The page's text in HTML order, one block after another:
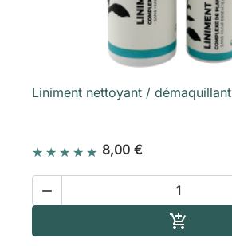
Liniment nettoyant / démaquillant
8,00 €

